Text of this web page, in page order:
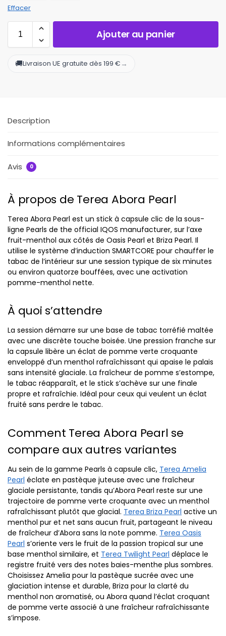
Effacer
Ajouter au panier
🚚Livraison UE gratuite dès 199 € →
Description
Informations complémentaires
Avis 0
À propos de Terea Abora Pearl
Terea Abora Pearl est un stick à capsule clic de la sous-
ligne Pearls de the official IQOS manufacturer, sur l’axe
fruit-menthol aux côtés de Oasis Pearl et Briza Pearl. Il
utilise le système d’induction SMARTCORE pour chauffer le
tabac de l’intérieur sur une session typique de six minutes
ou environ quatorze bouffées, avec une activation
pomme-menthol nette.
À quoi s’attendre
La session démarre sur une base de tabac torréfié maltée
avec une discrète touche boisée. Une pression franche sur
la capsule libère un éclat de pomme verte croquante
enveloppé d’un menthol rafraîchissant qui apaise le palais
sans intensité glaciale. La fraîcheur de pomme s’estompe,
le tabac réapparaît, et le stick s’achève sur une finale
propre et rafraîchie. Idéal pour ceux qui veulent un éclat
fruité sans perdre le tabac.
Comment Terea Abora Pearl se
compare aux autres variantes
Au sein de la gamme Pearls à capsule clic, Terea Amelia
Pearl éclate en pastèque juteuse avec une fraîcheur
glaciale persistante, tandis qu’Abora Pearl reste sur une
trajectoire de pomme verte croquante avec un menthol
rafraîchissant plutôt que glacial. Terea Briza Pearl active un
menthol pur et net sans aucun fruit, partageant le niveau
de fraîcheur d’Abora sans la note pomme. Terea Oasis
Pearl s’oriente vers le fruit de la passion tropical sur une
base menthol similaire, et Terea Twilight Pearl déplace le
registre fruité vers des notes baies-menthe plus sombres.
Choisissez Amelia pour la pastèque sucrée avec une
glaciation intense et durable, Briza pour la clarté du
menthol non aromatisé, ou Abora quand l’éclat croquant
de pomme verte associé à une fraîcheur rafraîchissante
s’impose.